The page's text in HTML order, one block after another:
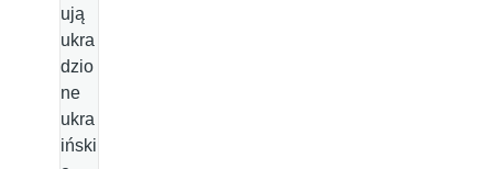
ują
ukra
dzio
ne
ukra
iński